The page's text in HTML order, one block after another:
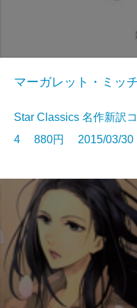
マーガレット・ミッ
Star Classics 名作新訳
4 880円 2015/03/30